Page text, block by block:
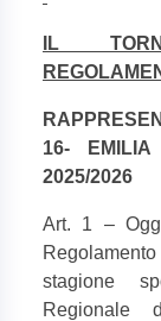
IL
16-
2025/2026
Art. 1 –
stagione
Regionale